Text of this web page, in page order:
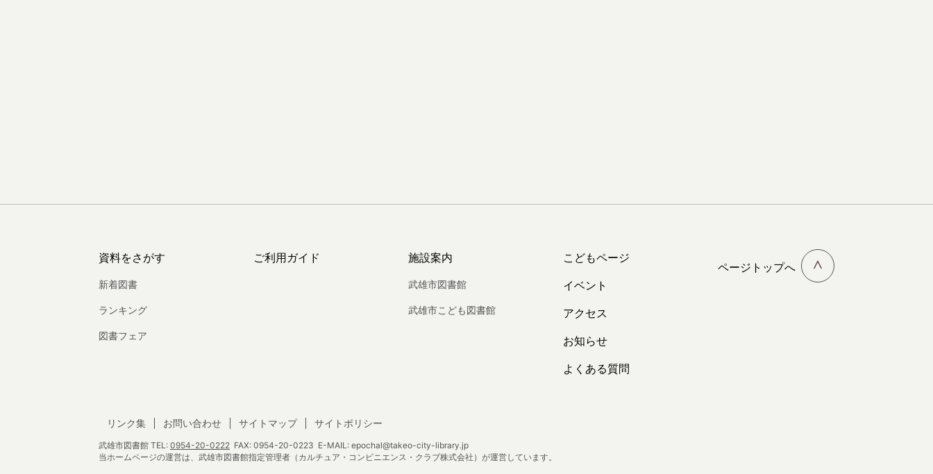
資料をさがす
新着図書
ランキング
図書フェア
ご利用ガイド 施設案内
武雄市図書館
武雄市こども図書館
こどもページ
イベント
アクセス
お知らせ
よくある質問
ページトップへ
武雄市図書館 TEL: 0954-20-0222 FAX: 0954-20-0223 E-MAIL: epochal@takeo-city-library.jp
当ホームページの運営は、武雄市図書館指定管理者（カルチュア・コンビニエンス・クラブ株式会社）が運営しています。
リンク集 お問い合わせ サイトマップ サイトポリシー